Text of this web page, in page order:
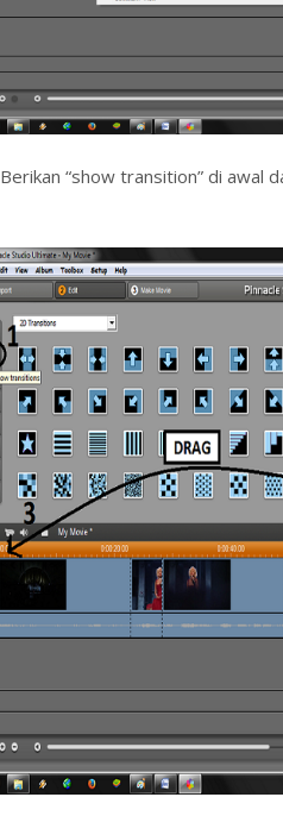
Berikan “show transition” di awal